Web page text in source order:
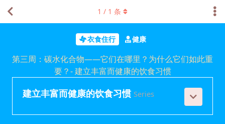
衣食住行 健康
第三周：碳水化合物——它们在哪里？为什么它们如此重
要？- 建立丰富而健康的饮食习惯
建立丰富而健康的饮食习惯 Series
1 / 1 条